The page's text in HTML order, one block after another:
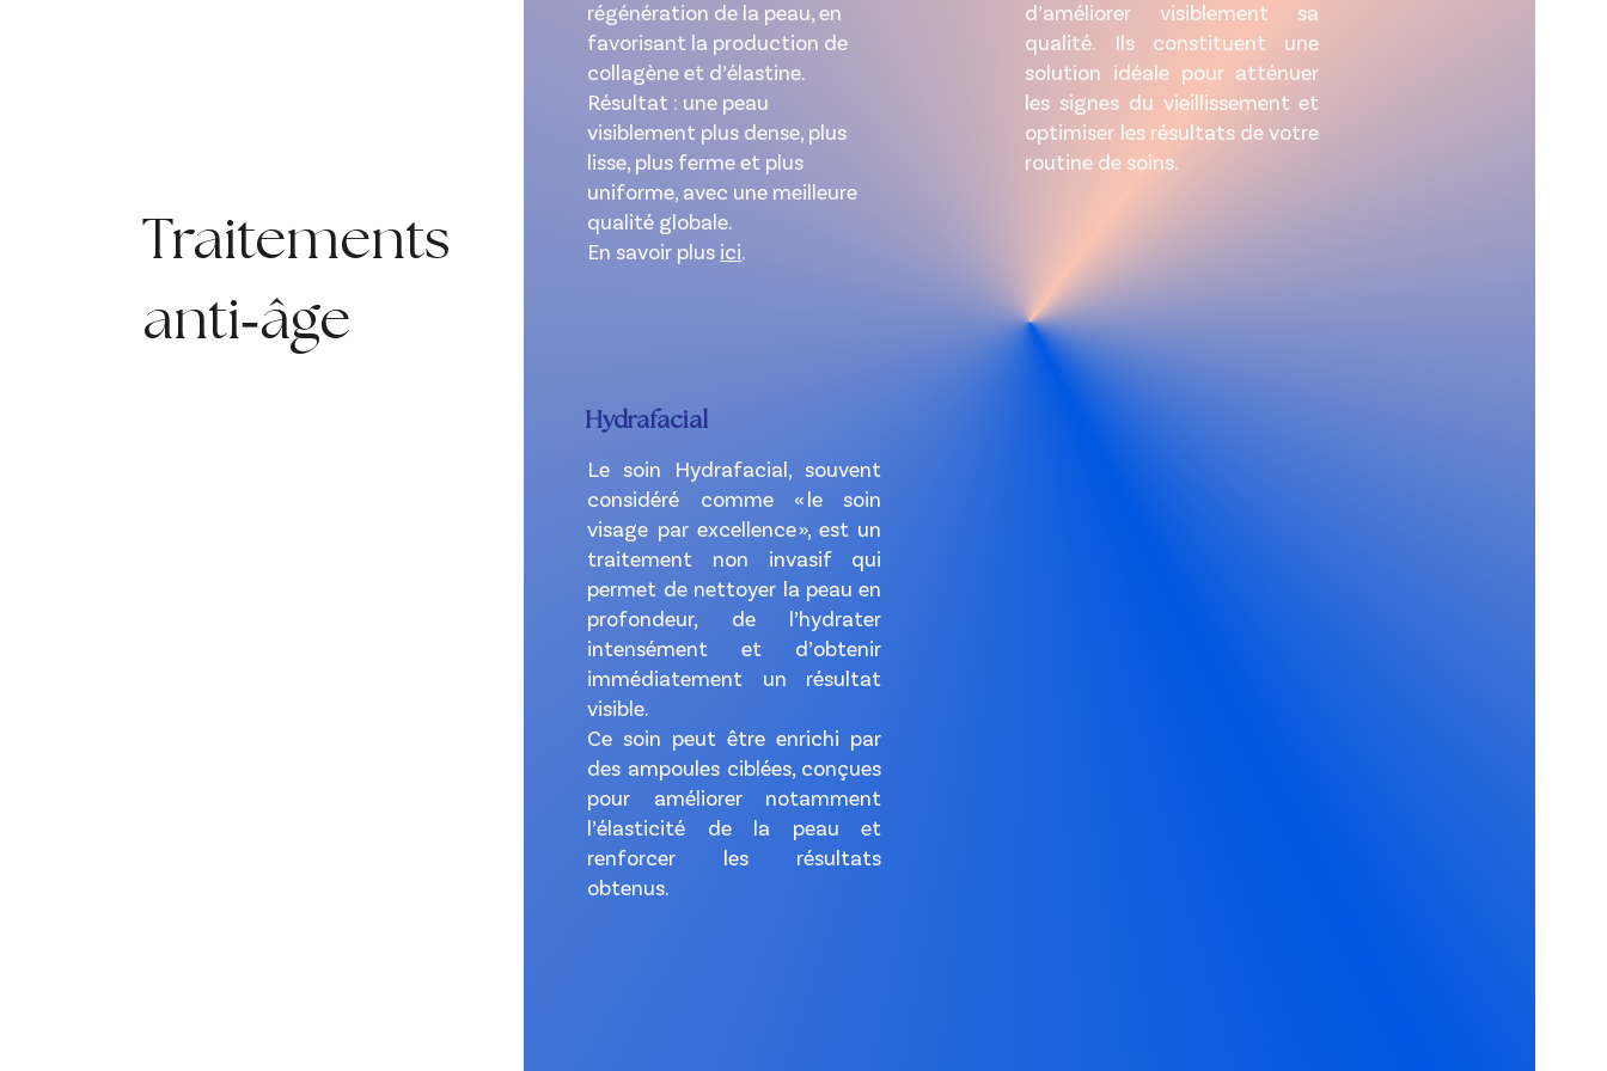
Traitements
anti‑âge
régénération de la peau, en
favorisant la production de
collagène et d’élastine.
Résultat : une peau
visiblement plus dense, plus
lisse, plus ferme et plus
uniforme, avec une meilleure
qualité globale.
En savoir plus ici.
Hydrafacial
Le soin Hydrafacial, souvent
considéré comme « le soin
visage par excellence », est un
traitement non invasif qui
permet de nettoyer la peau en
profondeur, de l’hydrater
intensément et d’obtenir
immédiatement un résultat
visible.
Ce soin peut être enrichi par
des ampoules ciblées, conçues
pour améliorer notamment
l’élasticité de la peau et
renforcer les résultats
obtenus.
d’améliorer visiblement sa
qualité. Ils constituent une
solution idéale pour atténuer
les signes du vieillissement et
optimiser les résultats de votre
routine de soins.